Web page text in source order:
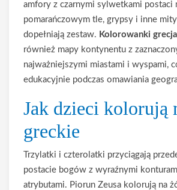
amfory z czarnymi sylwetkami postaci
pomarańczowym tle, grypsy i inne
dopełniają zestaw. Kolorowanki grecja
również mapy kontynentu z
najważniejszymi miastami i wyspami,
edukacyjnie podczas omawiania
Jak dzieci kolorują
greckie
Trzylatki i czterolatki przyciągają
postacie bogów z wyraźnymi
atrybutami. Piorun Zeusa kolorują na